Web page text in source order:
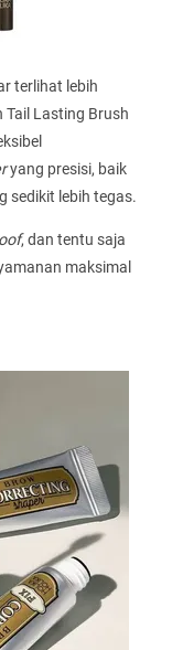
terlihat lebih
Lasting Brush
yang presisi, baik
sedikit lebih tegas.
, dan tentu saja
maksimal